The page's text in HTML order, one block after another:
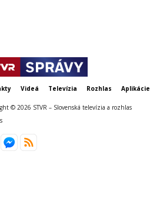
Videá Televízia Rozhlas Aplikácie
© 2026 STVR – Slovenská televízia a rozhlas